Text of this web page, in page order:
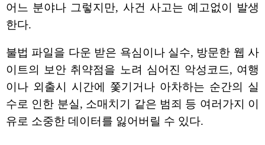
어느 분야나 그렇지만, 사건 사고는 예고없이 발생
한다.
불법 파일을 다운 받은 욕심이나 실수, 방문한 웹 사
이트의 보안 취약점을 노려 심어진 악성코드, 여행
이나 외출시 시간에 쫓기거나 아차하는 순간의 실
수로 인한 분실, 소매치기 같은 범죄 등 여러가지 이
유로 소중한 데이터를 잃어버릴 수 있다.